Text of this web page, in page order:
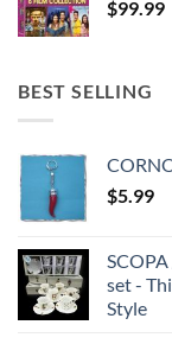
$99.99
BEST SELLING
$5.99
SCOPA
set -
Style